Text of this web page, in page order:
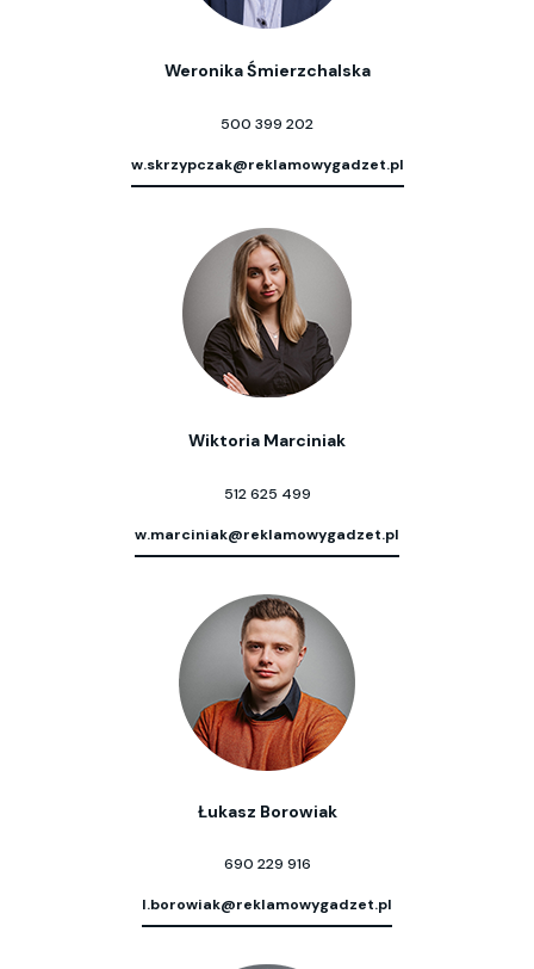
Weronika Śmierzchalska
500 399 202
w.skrzypczak@reklamowygadzet.pl
Wiktoria Marciniak
512 625 499
w.marciniak@reklamowygadzet.pl
Łukasz Borowiak
690 229 916
l.borowiak@reklamowygadzet.pl